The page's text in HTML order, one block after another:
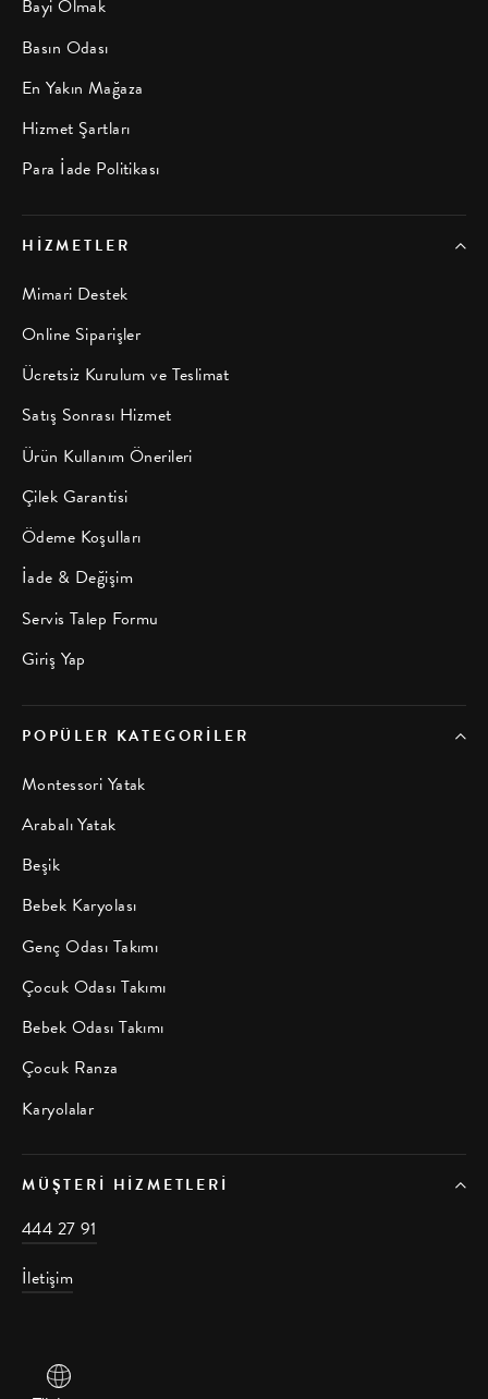
Bayi Olmak
Basın Odası
En Yakın Mağaza
Hizmet Şartları
Para İade Politikası
HIZMETLER
Mimari Destek
Online Siparişler
Ücretsiz Kurulum ve Teslimat
Satış Sonrası Hizmet
Ürün Kullanım Önerileri
Çilek Garantisi
Ödeme Koşulları
İade & Değişim
Servis Talep Formu
Giriş Yap
POPÜLER KATEGORILER
Montessori Yatak
Arabalı Yatak
Beşik
Bebek Karyolası
Genç Odası Takımı
Çocuk Odası Takımı
Bebek Odası Takımı
Çocuk Ranza
Karyolalar
MÜŞTERI HIZMETLERI
444 27 91
İletişim